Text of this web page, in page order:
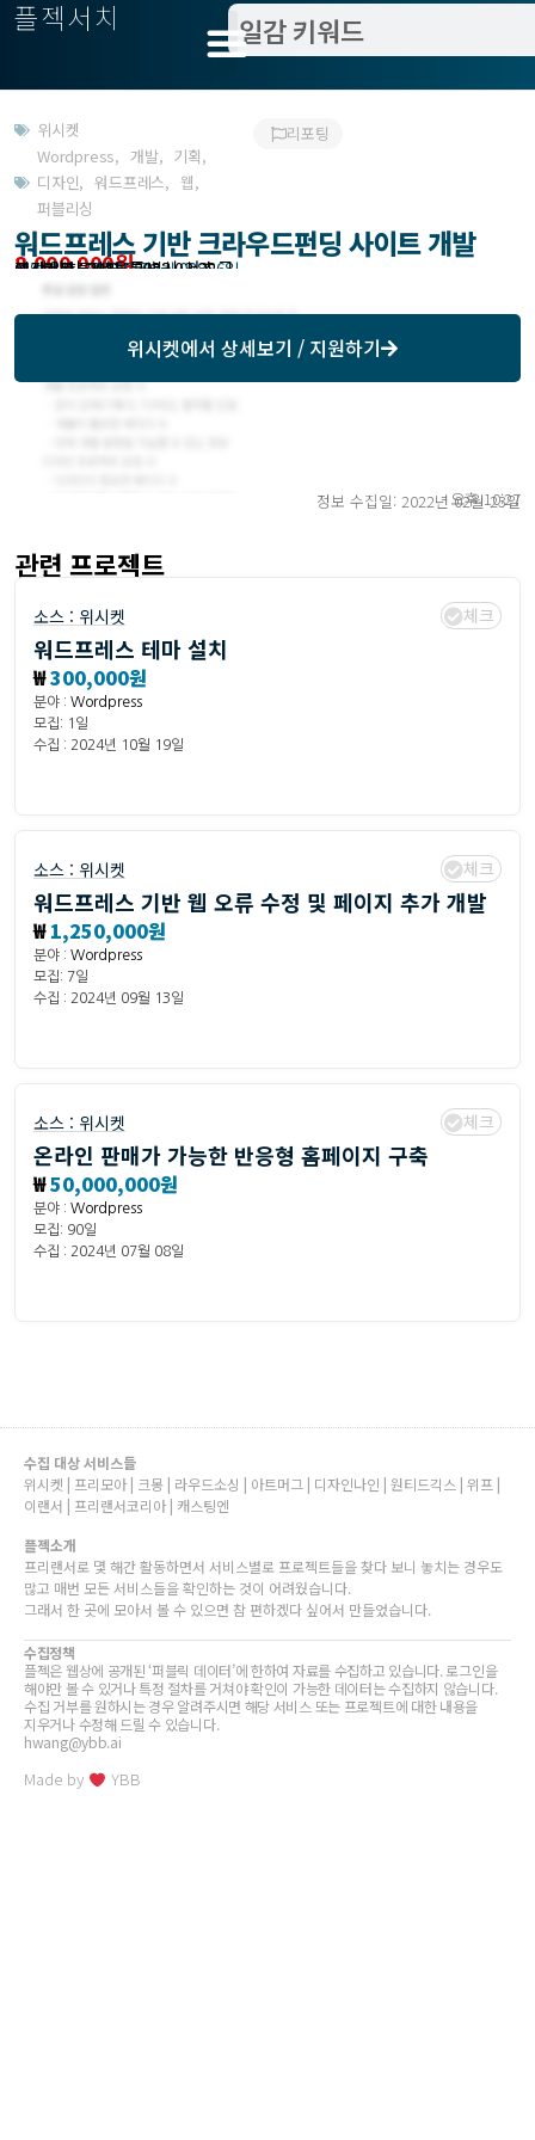
플젝서치
위시켓
Wordpress, 개발, 기획,
디자인,워드프레스, 웹,
퍼블리싱
리포팅
워드프레스 기반 크라우드펀딩 사이트 개발
8,000,000원
작업방식 : 외주(도급)
모집기한 : 2022년 03월 08일 6일
예상기간 : 30일
위시켓등록일자 : 2022.02.22.
고객위치 : 서울특별시 서초구
위시켓에서 상세보기 / 지원하기
정보 수집일: 2022년 02월 23일
오후 10:27
관련 프로젝트
소스 : 위시켓 체크
워드프레스 테마 설치
₩300,000원
분야 : Wordpress
모집: 1일
수집 : 2024년 10월 19일
소스 : 위시켓 체크
워드프레스 기반 웹 오류 수정 및 페이지 추가 개발
₩1,250,000원
분야 : Wordpress
모집: 7일
수집 : 2024년 09월 13일
소스 : 위시켓 체크
온라인 판매가 가능한 반응형 홈페이지 구축
₩50,000,000원
분야 : Wordpress
모집: 90일
수집 : 2024년 07월 08일
수집 대상 서비스들
위시켓 | 프리모아 | 크몽 | 라우드소싱 | 아트머그 | 디자인나인 | 원티드긱스 | 위프 |
이랜서 | 프리랜서코리아 | 캐스팅엔
플젝소개
프리랜서로 몇 해간 활동하면서 서비스별로 프로젝트들을 찾다 보니 놓치는 경우도
많고 매번 모든 서비스들을 확인하는 것이 어려웠습니다.
그래서 한 곳에 모아서 볼 수 있으면 참 편하겠다 싶어서 만들었습니다.
수집정책
플젝은 웹상에 공개된 ‘퍼블릭 데이터’에 한하여 자료를 수집하고 있습니다. 로그인을
해야만 볼 수 있거나 특정 절차를 거쳐야 확인이 가능한 데이터는 수집하지 않습니다.
수집 거부를 원하시는 경우 알려주시면 해당 서비스 또는 프로젝트에 대한 내용을
지우거나 수정해 드릴 수 있습니다.
hwang@ybb.ai
Made by YBB